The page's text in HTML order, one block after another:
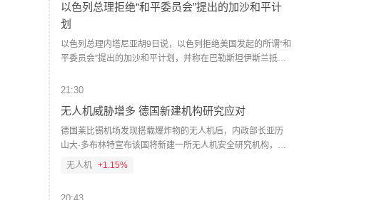
统任内国会中期选举年份的驻外大使岗位情况。数据显示，
截至今年7月中旬的本届美国政府任期内，在任大使90人，其
中仅25人为职业外交官出身，占比不到三分之一，其余65人
属于“政治任命”；尚有102个大使岗位空缺，超过岗位总数一
自现任总统的支持者阵营。在民主党籍总统拜登任内，截至
中期选举年7月中旬，美国有134名驻外大使在任，其中84人
为职业外交官。法律专家指出，尽管美国1980年出台的《外
任，不可用作政治赞助人的奖励，但因为美国总统拥有人事
以色列总理拒绝“和平委员会”提出的加沙和平计
划
以色列总理内塔尼亚胡9日说，以色列拒绝美国发起的所谓“和
平委员会”提出的加沙和平计划，并称在巴勒斯坦伊斯兰抵抗
带。 据以色列多家媒体报道，内塔尼亚胡当天在每周例行内
划”。他说，哈马斯必须解除武装，“是所有武器，包括重型武
器和轻型武器，是真正解除武装，而不是虚假的解除武装”。
内塔尼亚胡说，以色列正与美国进行讨论，“他们（美方）有
自己的想法，有些我们能接受，有些我们不能接受”。他说，
21:30
无人机威胁增多 德国新建机构研究应对
德国莱比锡机场发现搭载爆炸物的无人机后，内政部长亚历
山大·多布林特宣布该国将新建一所无人机安全研究机构，以
应对这类威胁。据德国《星期日图片报》9日报道，这一新机
无人机 +1.15%